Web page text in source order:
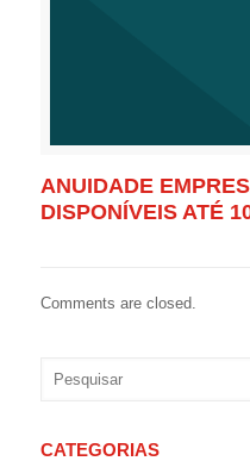
ANUIDADE
DISPONÍVEIS ATÉ
Comments are closed.
CATEGORIAS